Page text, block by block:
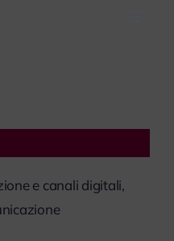
Mondo People
e canali digitali,